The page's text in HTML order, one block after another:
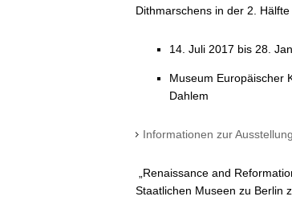
Dithmarschens in der 2.
14. Juli 2017 bis 28.
Museum Europäischer
Dahlem
Informationen zur
„Renaissance and
Staatlichen Museen zu Berlin